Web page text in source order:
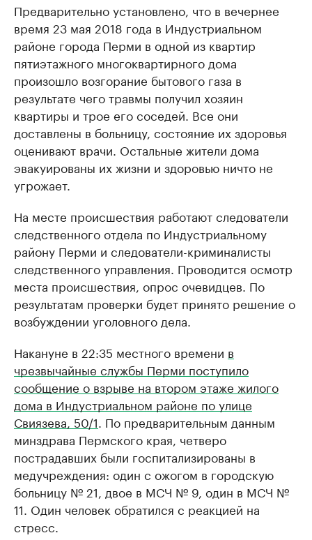
Предварительно установлено, что в вечернее
время 23 мая 2018 года в Индустриальном
районе города Перми в одной из квартир
пятиэтажного многоквартирного дома
произошло возгорание бытового газа в
результате чего травмы получил хозяин
квартиры и трое его соседей. Все они
доставлены в больницу, состояние их здоровья
оценивают врачи. Остальные жители дома
эвакуированы их жизни и здоровью ничто не
угрожает.
На месте происшествия работают следователи
следственного отдела по Индустриальному
району Перми и следователи-криминалисты
следственного управления. Проводится осмотр
места происшествия, опрос очевидцев. По
результатам проверки будет принято решение о
возбуждении уголовного дела.
Накануне в 22:35 местного времени в
чрезвычайные службы Перми поступило
сообщение о взрыве на втором этаже жилого
дома в Индустриальном районе по улице
Свиязева, 50/1 . По предварительным данным
минздрава Пермского края, четверо
пострадавших были госпитализированы в
медучреждения: один с ожогом в городскую
больницу № 21, двое в МСЧ № 9, один в МСЧ №
11. Один человек обратился с реакцией на
стресс.